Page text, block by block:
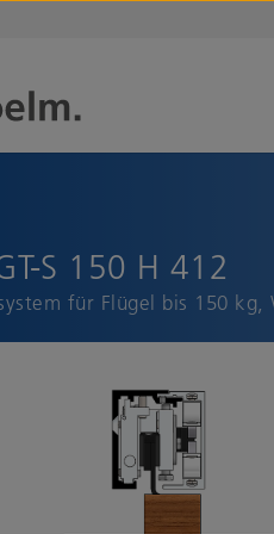
S 150 H 412
für Flügel bis 150 kg,